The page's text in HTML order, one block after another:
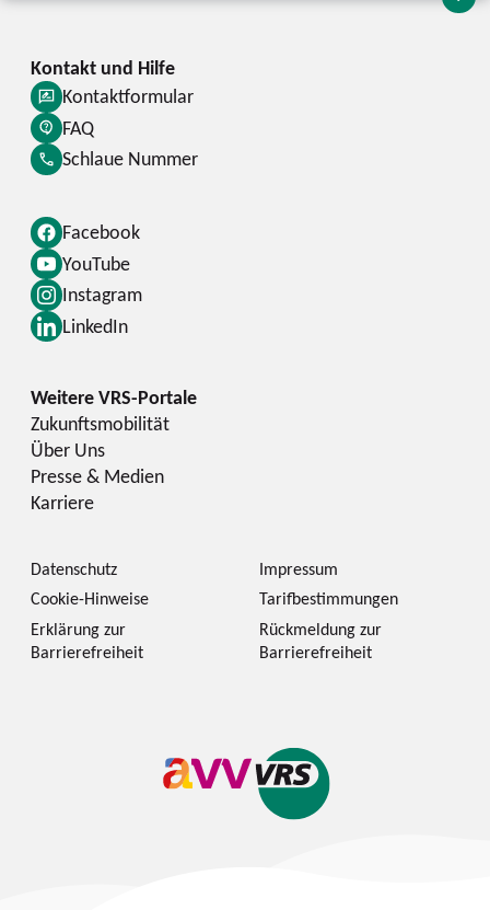
Facebook
YouTube
Instagram
LinkedIn
Kontaktformular
FAQ
Schlaue Nummer
Zukunftsmobilität
Über Uns
Presse & Medien
Karriere
Datenschutz
Impressum
Cookie-Hinweise
Tarifbestimmungen
Erklärung zur
Barrierefreiheit
Rückmeldung zur
Barrierefreiheit